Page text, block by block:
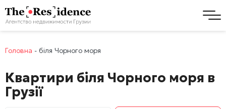
Головна - біля Чорного моря
Квартири біля Чорного моря в
Грузії